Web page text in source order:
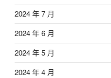
2024 年 7 月
2024 年 6 月
2024 年 5 月
2024 年 4 月